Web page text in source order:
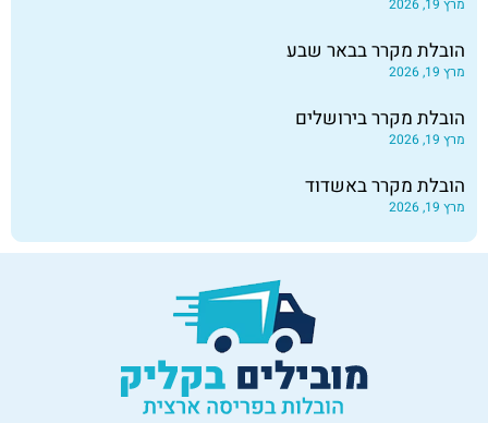
מרץ 19, 2026
הובלת מקרר בבאר שבע
מרץ 19, 2026
הובלת מקרר בירושלים
מרץ 19, 2026
הובלת מקרר באשדוד
מרץ 19, 2026